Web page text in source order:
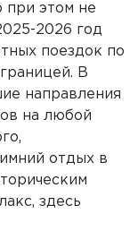
при этом не
2026 год
поездок по
В
направления
на любой
отдых в
здесь